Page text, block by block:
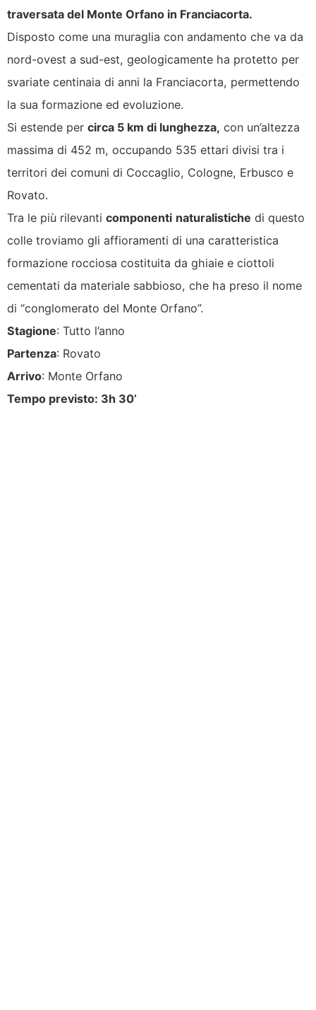
traversata del Monte Orfano in Franciacorta.
Disposto come una muraglia con andamento che va da
nord-ovest a sud-est, geologicamente ha protetto per
svariate centinaia di anni la Franciacorta, permettendo
la sua formazione ed evoluzione.
Si estende per circa 5 km di lunghezza, con un’altezza
massima di 452 m, occupando 535 ettari divisi tra i
territori dei comuni di Coccaglio, Cologne, Erbusco e
Rovato.
Tra le più rilevanti componenti naturalistiche di questo
colle troviamo gli affioramenti di una caratteristica
formazione rocciosa costituita da ghiaie e ciottoli
cementati da materiale sabbioso, che ha preso il nome
di “conglomerato del Monte Orfano”.
Stagione: Tutto l’anno
Partenza: Rovato
Arrivo: Monte Orfano
Tempo previsto: 3h 30’